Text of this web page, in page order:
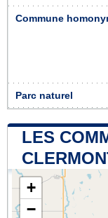
Commune
Parc naturel
LES
+
−